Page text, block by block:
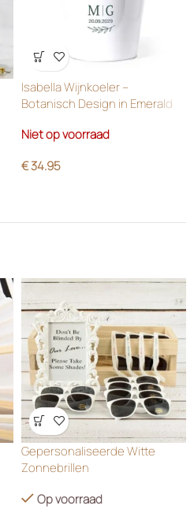
Wensenlijst
Isabella Wijnkoeler –
Botanisch Design in Emerald
Niet op voorraad
€34.95
Wensenlijst
Gepersonaliseerde Witte
Zonnebrillen
Op voorraad